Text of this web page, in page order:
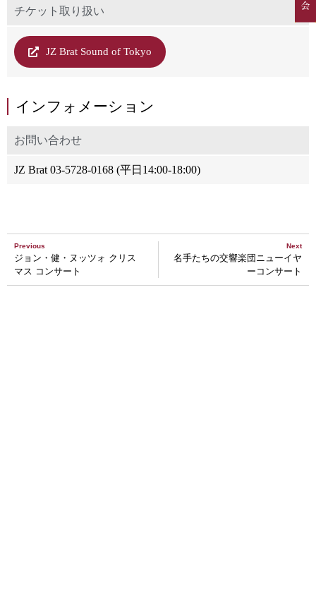
チケット取り扱い
JZ Brat Sound of Tokyo
インフォメーション
お問い合わせ
JZ Brat 03-5728-0168 (平日14:00-18:00)
Previous
ジョン・健・ヌッツォ クリス
マス コンサート
Next
名手たちの交響楽団ニューイヤ
ーコンサート